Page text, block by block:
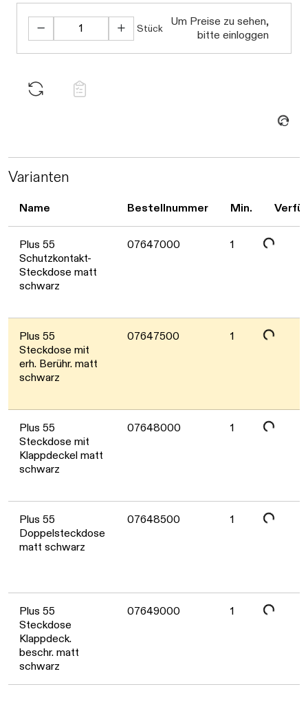
Stück
Um Preise zu sehen,
bitte einloggen
Daten werden geladen. Bitte warten...
Varianten
Name Bestellnummer Min.
Plus 55
Schutzkontakt-
Steckdose matt
schwarz
07647000 1
Daten werden geladen. Bitte warten...
Plus 55
Steckdose mit
erh. Berühr. matt
schwarz
07647500 1
Daten werden geladen. Bitte warten...
Plus 55
Steckdose mit
Klappdeckel matt
schwarz
07648000 1
Daten werden geladen. Bitte warten...
Plus 55
Doppelsteckdose
matt schwarz
07648500 1
Daten werden geladen. Bitte warten...
Plus 55
Steckdose
Klappdeck.
beschr. matt
schwarz
07649000 1
Daten werden geladen. Bitte warten...